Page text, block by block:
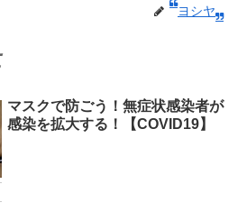
ヨシヤ
マスクで防ごう！無症状感染者が
感染を拡大する！【COVID19】